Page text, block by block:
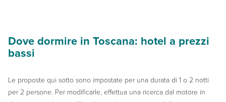
Dove dormire in Toscana: hotel a prezzi
bassi
Le proposte qui sotto sono impostate per una durata di 1 o 2 notti
per 2 persone. Per modificarle, effettua una ricerca dal motore in